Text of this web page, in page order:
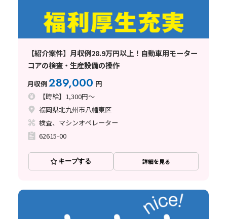
【紹介案件】月収例28.9万円以上！自動車用モーター
コアの検査・生産設備の操作
月収例289,000 円
【時給】1,300円～
福岡県北九州市八幡東区
検査、マシンオペレーター
62615-00
キープする 詳細を見る